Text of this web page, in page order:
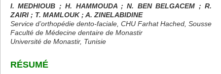
I. MEDHIOUB ; H. HAMMOUDA ; N. BEN BELGACEM ; R.
ZAIRI ; T. MAMLOUK ; A. ZINELABIDINE
Service d’orthopédie dento-faciale, CHU Farhat Hached, Sousse
Faculté de Médecine dentaire de Monastir
Université de Monastir, Tunisie
RÉSUMÉ